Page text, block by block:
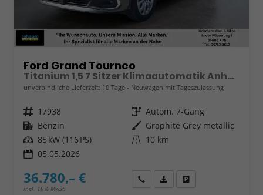
Ford Grand Tourneo
Titanium 1,5 7 Sitzer Klimaautomatik Anhängerkupplung Sitzheizung Einparkhilfe Kamera 17 Zoll Leichtmetall ACC
unverbindliche Lieferzeit: 10 Tage Neuwagen mit Tageszulassung
Fahrzeugnr. 17938 Getriebe Autom. 7-Gang
Kraftstoff Benzin Außenfarbe Graphite Grey metallic
Leistung 85 kW (116 PS) Kilometerstand 10 km
05.05.2026
36.780,– €
incl. 19% MwSt.
Wir rufen Sie anFahrzeugexposé (PDF)